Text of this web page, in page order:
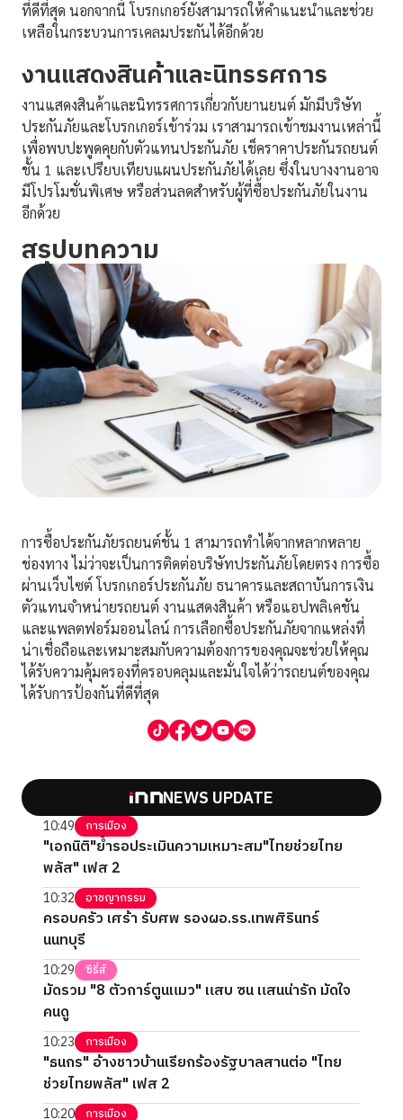
ที่ดีที่สุด นอกจากนี้ โบรกเกอร์ยังสามารถให้คำแนะนำและช่วย
เหลือในกระบวนการเคลมประกันได้อีกด้วย
งานแสดงสินค้าและนิทรรศการ
งานแสดงสินค้าและนิทรรศการเกี่ยวกับยานยนต์ มักมีบริษัท
ประกันภัยและโบรกเกอร์เข้าร่วม เราสามารถเข้าชมงานเหล่านี้
เพื่อพบปะพูดคุยกับตัวแทนประกันภัย เช็คราคาประกันรถยนต์
ชั้น 1 และเปรียบเทียบแผนประกันภัยได้เลย ซึ่งในบางงานอาจ
มีโปรโมชั่นพิเศษ หรือส่วนลดสำหรับผู้ที่ซื้อประกันภัยในงาน
อีกด้วย
สรุปบทความ
การซื้อประกันภัยรถยนต์ชั้น 1 สามารถทำได้จากหลากหลาย
ช่องทาง ไม่ว่าจะเป็นการติดต่อบริษัทประกันภัยโดยตรง การซื้อ
ผ่านเว็บไซต์ โบรกเกอร์ประกันภัย ธนาคารและสถาบันการเงิน
ตัวแทนจำหน่ายรถยนต์ งานแสดงสินค้า หรือแอปพลิเคชัน
และแพลตฟอร์มออนไลน์ การเลือกซื้อประกันภัยจากแหล่งที่
น่าเชื่อถือและเหมาะสมกับความต้องการของคุณจะช่วยให้คุณ
ได้รับความคุ้มครองที่ครอบคลุมและมั่นใจได้ว่ารถยนต์ของคุณ
ได้รับการป้องกันที่ดีที่สุด
NEWS UPDATE
10:49 การเมือง
"เอกนิติ"ย้ำรอประเมินความเหมาะสม"ไทยช่วยไทย
พลัส" เฟส 2
10:32 อาชญากรรม
ครอบครัว เศร้า รับศพ รองผอ.รร.เทพศิรินทร์
นนทบุรี
10:29 ซีรี่ส์
มัดรวม "8 ตัวการ์ตูนแมว" แสบ ซน แสนน่ารัก มัดใจ
คนดู
10:23 การเมือง
"ธนกร" อ้างชาวบ้านเรียกร้องรัฐบาลสานต่อ "ไทย
ช่วยไทยพลัส" เฟส 2
10:20 การเมือง